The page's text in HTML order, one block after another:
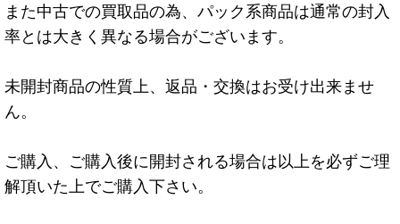
また中古での買取品の為、パック系商品は通常の封入
率とは大きく異なる場合がございます。
未開封商品の性質上、返品・交換はお受け出来ませ
ん。
ご購入、ご購入後に開封される場合は以上を必ずご理
解頂いた上でご購入下さい。